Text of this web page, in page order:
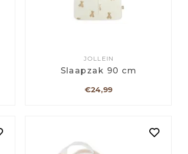
JOLLEIN
Slaapzak 90 cm
€24,99